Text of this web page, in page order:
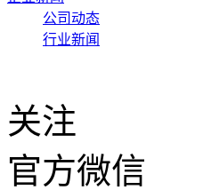
公司动态
行业新闻
关注
官方微信